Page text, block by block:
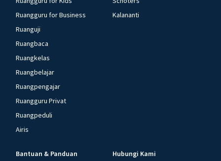
Ruangguru for Business
Ruanguji
Ruangbaca
Ruangkelas
Ruangbelajar
Ruangpengajar
Ruangguru Privat
Ruangpeduli
Airis
Kalananti
Bantuan & Panduan Hubungi Kami